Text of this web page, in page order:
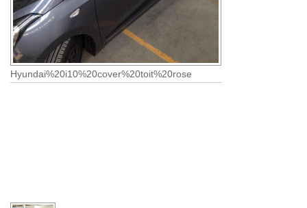
Hyundai%20i10%20cover%20toit%20rose